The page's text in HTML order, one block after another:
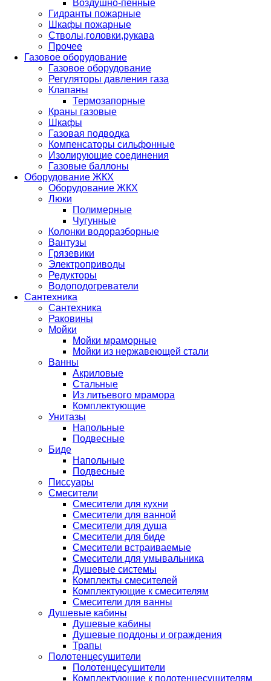
Воздушно-пенные
Гидранты пожарные
Шкафы пожарные
Стволы,головки,рукава
Прочее
Газовое оборудование
Газовое оборудование
Регуляторы давления газа
Клапаны
Термозапорные
Краны газовые
Шкафы
Газовая подводка
Компенсаторы сильфонные
Изолирующие соединения
Газовые баллоны
Оборудование ЖКХ
Оборудование ЖКХ
Люки
Полимерные
Чугунные
Колонки водоразборные
Вантузы
Грязевики
Электроприводы
Редукторы
Водоподогреватели
Сантехника
Сантехника
Раковины
Мойки
Мойки мраморные
Мойки из нержавеющей стали
Ванны
Акриловые
Стальные
Из литьевого мрамора
Комплектующие
Унитазы
Напольные
Подвесные
Биде
Напольные
Подвесные
Писсуары
Смесители
Смесители для кухни
Смесители для ванной
Смесители для душа
Смесители для биде
Смесители встраиваемые
Смесители для умывальника
Душевые системы
Комплекты смесителей
Комплектующие к смесителям
Смесители для ванны
Душевые кабины
Душевые кабины
Душевые поддоны и ограждения
Трапы
Полотенцесушители
Полотенцесушители
Комплектующие к полотенцесушителям